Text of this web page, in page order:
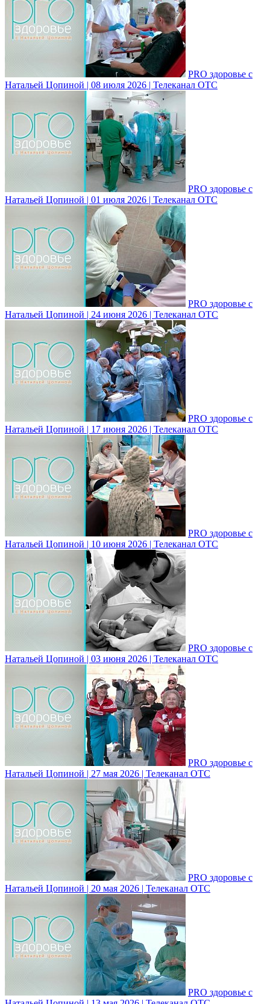
PRO здоровье с
Натальей Цопиной | 08 июля 2026 | Телеканал ОТС
PRO здоровье с
Натальей Цопиной | 01 июля 2026 | Телеканал ОТС
PRO здоровье с
Натальей Цопиной | 24 июня 2026 | Телеканал ОТС
PRO здоровье с
Натальей Цопиной | 17 июня 2026 | Телеканал ОТС
PRO здоровье с
Натальей Цопиной | 10 июня 2026 | Телеканал ОТС
PRO здоровье с
Натальей Цопиной | 03 июня 2026 | Телеканал ОТС
PRO здоровье с
Натальей Цопиной | 27 мая 2026 | Телеканал ОТС
PRO здоровье с
Натальей Цопиной | 20 мая 2026 | Телеканал ОТС
PRO здоровье с